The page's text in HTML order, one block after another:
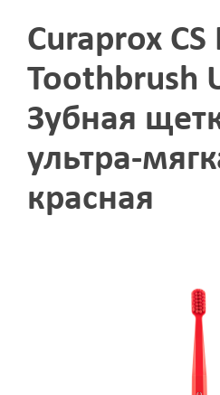
Curaprox CS
Toothbrush
Зубная
ультра-
красная